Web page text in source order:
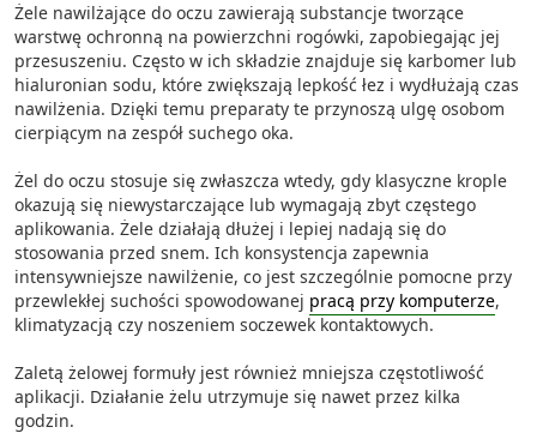
Żele nawilżające do oczu zawierają substancje tworzące
warstwę ochronną na powierzchni rogówki, zapobiegając jej
przesuszeniu. Często w ich składzie znajduje się karbomer lub
hialuronian sodu, które zwiększają lepkość łez i wydłużają czas
nawilżenia. Dzięki temu preparaty te przynoszą ulgę osobom
cierpiącym na zespół suchego oka.
Żel do oczu stosuje się zwłaszcza wtedy, gdy klasyczne krople
okazują się niewystarczające lub wymagają zbyt częstego
aplikowania. Żele działają dłużej i lepiej nadają się do
stosowania przed snem. Ich konsystencja zapewnia
intensywniejsze nawilżenie, co jest szczególnie pomocne przy
przewlekłej suchości spowodowanej pracą przy komputerze,
klimatyzacją czy noszeniem soczewek kontaktowych.
Zaletą żelowej formuły jest również mniejsza częstotliwość
aplikacji. Działanie żelu utrzymuje się nawet przez kilka
godzin.
Tworzenie profili w celu personalizacji treści
Wykorzystywanie profili w celu doboru
spersonalizowanych treści
Pomiar efektywności treści
Rozumienie odbiorców dzięki statystyce lub
kombinacji danych z różnych źródeł
Rozwój i ulepszanie usług
Wykorzystywanie ograniczonych danych do
wyboru treści